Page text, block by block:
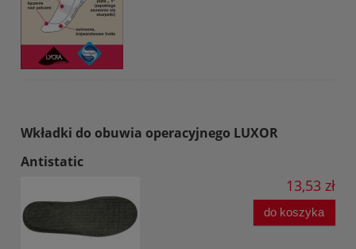
Wkładki do obuwia operacyjnego LUXOR
Antistatic
13,53 zł
do koszyka